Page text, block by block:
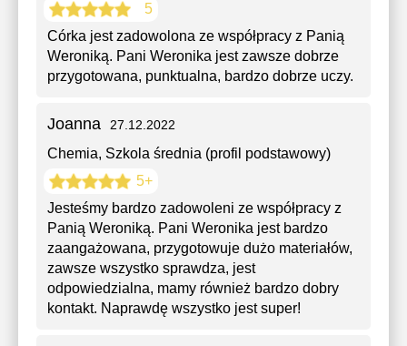
5
Córka jest zadowolona ze współpracy z Panią
Weroniką. Pani Weronika jest zawsze dobrze
przygotowana, punktualna, bardzo dobrze uczy.
Joanna 27.12.2022
Chemia, Szkola średnia (profil podstawowy)
5+
Jesteśmy bardzo zadowoleni ze współpracy z
Panią Weroniką. Pani Weronika jest bardzo
zaangażowana, przygotowuje dużo materiałów,
zawsze wszystko sprawdza, jest
odpowiedzialna, mamy również bardzo dobry
kontakt. Naprawdę wszystko jest super!